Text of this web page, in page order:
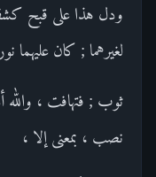
ودل هذا على قبح
لغيرهما ; كان عليهما
ثوب ; فتهافت ، والله
نصب ، بمعنى إلا ،